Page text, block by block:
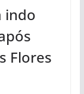
indo
Flores